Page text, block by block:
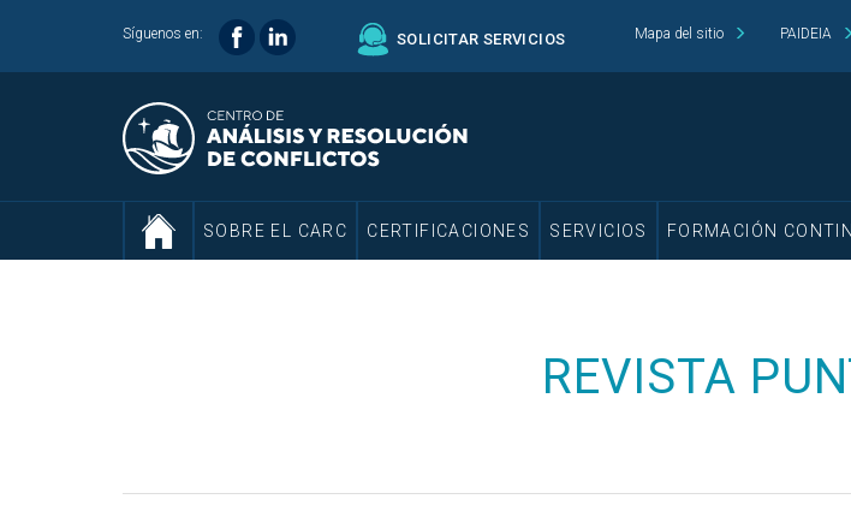
Síguenos en: SOLICITAR SERVICIOS Mapa del sitio PAIDEIA
SOBRE EL CARC CERTIFICACIONES SERVICIOS FORMACIÓN
REVISTA